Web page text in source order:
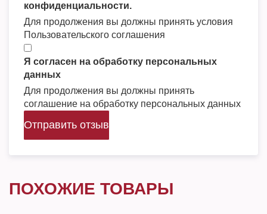
конфиденциальности.
Для продолжения вы должны принять условия
Пользовательского соглашения
Я согласен на обработку персональных
данных
Для продолжения вы должны принять
соглашение на обработку персональных данных
Отправить отзыв
ПОХОЖИЕ ТОВАРЫ